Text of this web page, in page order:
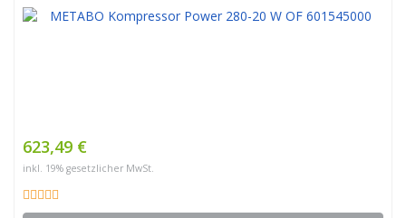
623,49 €
inkl. 19% gesetzlicher MwSt.